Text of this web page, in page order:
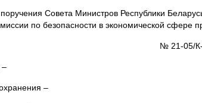
Совета Министров Республики
по безопасности в экономической сфере
№ 21-05/
–
–